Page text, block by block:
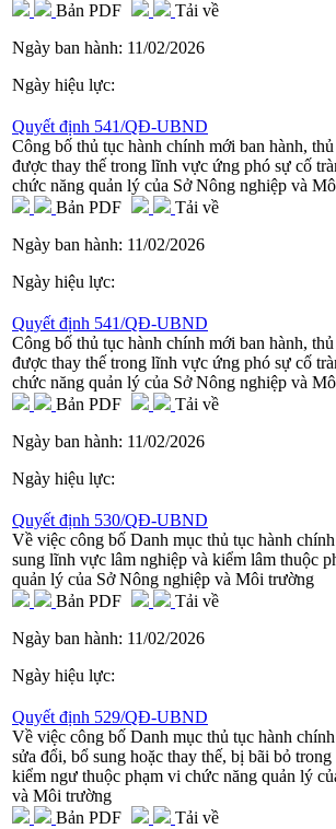
Bản PDF
Tải về
Ngày ban hành: 11/02/2026
Ngày hiệu lực:
Quyết định 541/QĐ-UBND
Công bố thủ tục hành chính mới ban hành,
được thay thế trong lĩnh vực ứng phó sự cố
chức năng quản lý của Sở Nông nghiệp và
Bản PDF
Tải về
Ngày ban hành: 11/02/2026
Ngày hiệu lực:
Quyết định 541/QĐ-UBND
Công bố thủ tục hành chính mới ban hành,
được thay thế trong lĩnh vực ứng phó sự cố
chức năng quản lý của Sở Nông nghiệp và
Bản PDF
Tải về
Ngày ban hành: 11/02/2026
Ngày hiệu lực:
Quyết định 530/QĐ-UBND
Về việc công bố Danh mục thủ tục hành
sung lĩnh vực lâm nghiệp và kiểm lâm thuộc
quản lý của Sở Nông nghiệp và Môi trường
Bản PDF
Tải về
Ngày ban hành: 11/02/2026
Ngày hiệu lực:
Quyết định 529/QĐ-UBND
Về việc công bố Danh mục thủ tục hành
sửa đổi, bổ sung hoặc thay thế, bị bãi bỏ
kiểm ngư thuộc phạm vi chức năng quản lý
và Môi trường
Bản PDF
Tải về